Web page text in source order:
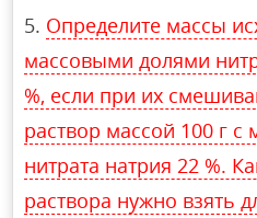
Определите массы
массовыми долями
%, если при их
раствор массой 100 г с
нитрата натрия 22 %.
раствора нужно взять